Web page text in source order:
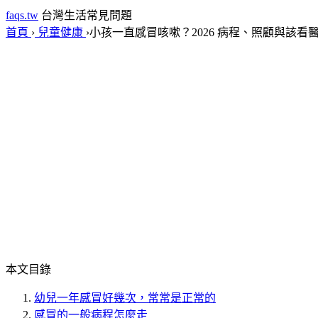
faqs.tw 台灣生活常見問題
首頁 › 兒童健康 ›小孩一直感冒咳嗽？2026 病程、照顧與該看
本文目錄
幼兒一年感冒好幾次，常常是正常的
感冒的一般病程怎麼走